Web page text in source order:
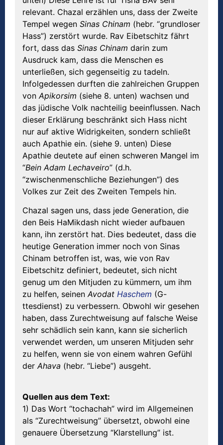
relevant. Chazal erzählen uns, dass der Zweite
Tempel wegen Sinas Chinam (hebr. “grundloser
Hass”) zerstört wurde. Rav Eibetschitz fährt
fort, dass das Sinas Chinam darin zum
Ausdruck kam, dass die Menschen es
unterließen, sich gegenseitig zu tadeln.
Infolgedessen durften die zahlreichen Gruppen
von Apikorsim (siehe 8. unten) wachsen und
das jüdische Volk nachteilig beeinflussen. Nach
dieser Erklärung beschränkt sich Hass nicht
nur auf aktive Widrigkeiten, sondern schließt
auch Apathie ein. (siehe 9. unten) Diese
Apathie deutete auf einen schweren Mangel im
“Bein Adam Lechaveiro” (d.h.
“zwischenmenschliche Beziehungen”) des
Volkes zur Zeit des Zweiten Tempels hin.
Chazal sagen uns, dass jede Generation, die
den Beis HaMikdash nicht wieder aufbauen
kann, ihn zerstört hat. Dies bedeutet, dass die
heutige Generation immer noch von Sinas
Chinam betroffen ist, was, wie von Rav
Eibetschitz definiert, bedeutet, sich nicht
genug um den Mitjuden zu kümmern, um ihm
zu helfen, seinen Avodat Haschem (G-
ttesdienst) zu verbessern. Obwohl wir gesehen
haben, dass Zurechtweisung auf falsche Weise
sehr schädlich sein kann, kann sie sicherlich
verwendet werden, um unseren Mitjuden sehr
zu helfen, wenn sie von einem wahren Gefühl
der Ahava (hebr. “Liebe”) ausgeht.
Quellen aus dem Text:
1) Das Wort “tochachah” wird im Allgemeinen
als “Zurechtweisung” übersetzt, obwohl eine
genauere Übersetzung “Klarstellung” ist.